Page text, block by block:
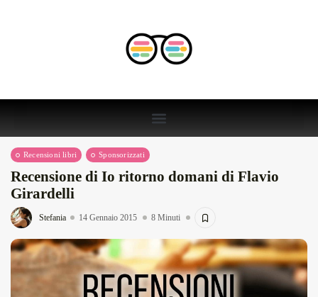
Recensioni libri Sponsorizzati
Recensione di Io ritorno domani di Flavio
Girardelli
Stefania 14 Gennaio 2015 8 Minuti